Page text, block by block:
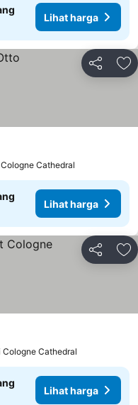
Lihat harga
Kongsi
Cathedral
Lihat harga
Kongsi
Cologne Cathedral
Lihat harga